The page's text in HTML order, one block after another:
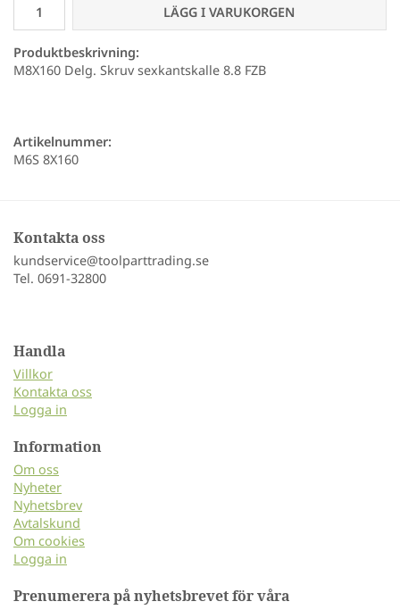
LÄGG I VARUKORGEN
Produktbeskrivning:
M8X160 Delg. Skruv sexkantskalle 8.8 FZB
Artikelnummer:
M6S 8X160
Kontakta oss
kundservice@toolparttrading.se
Tel. 0691-32800
Handla
Villkor
Kontakta oss
Logga in
Information
Om oss
Nyheter
Nyhetsbrev
Avtalskund
Om cookies
Logga in
Prenumerera på nyhetsbrevet för våra